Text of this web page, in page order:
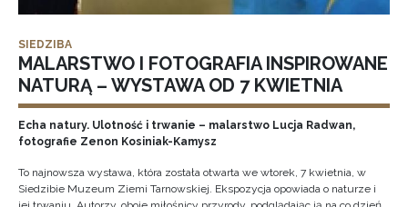
SIEDZIBA
MALARSTWO I FOTOGRAFIA INSPIROWANE
NATURĄ – WYSTAWA OD 7 KWIETNIA
Echa natury. Ulotność i trwanie – malarstwo Lucja Radwan,
fotografie Zenon Kosiniak-Kamysz
To najnowsza wystawa, która została otwarta we wtorek, 7 kwietnia, w
Siedzibie Muzeum Ziemi Tarnowskiej. Ekspozycja opowiada o naturze i